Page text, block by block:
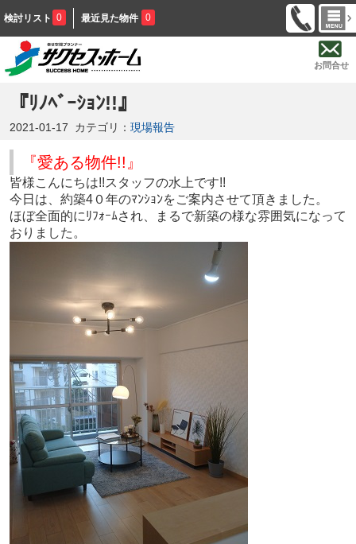
検討リスト 0 最近見た物件 0
お問合せ
『ﾘﾉﾍﾞｰｼｮﾝ!!』
2021-01-17 カテゴリ： 現場報告
『愛ある物件!!』
皆様こんにちは!!スタッフの水上です!!
今日は、約築4０年のﾏﾝｼｮﾝをご案内させて頂きました。
ほぼ全面的にﾘﾌｫｰﾑされ、まるで新築の様な雰囲気になって
おりました。